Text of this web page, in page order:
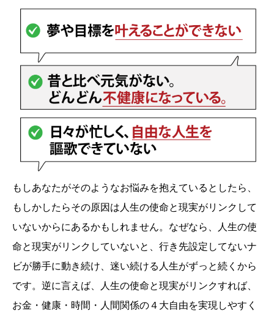
もしあなたがそのようなお悩みを抱えているとしたら、
もしかしたらその原因は人生の使命と現実がリンクして
いないからにあるかもしれません。なぜなら、人生の使
命と現実がリンクしていないと、行き先設定してないナ
ビが勝手に動き続け、迷い続ける人生がずっと続くから
です。逆に言えば、人生の使命と現実がリンクすれば、
お金・健康・時間・人間関係の４大自由を実現しやすく